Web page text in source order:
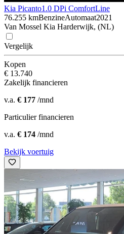
Kia Picanto1.0 DPi ComfortLine
76.255 kmBenzineAutomaat2021
Van Mossel Kia Harderwijk, (NL)
Vergelijk
Kopen
€ 13.740
Zakelijk financieren
v.a. € 177 /mnd
Particulier financieren
v.a. € 174 /mnd
Bekijk voertuig